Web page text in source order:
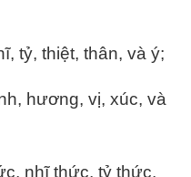
tỷ, thiệt, thân, và ý;
hương, vị, xúc, và
nhĩ thức, tỷ thức,